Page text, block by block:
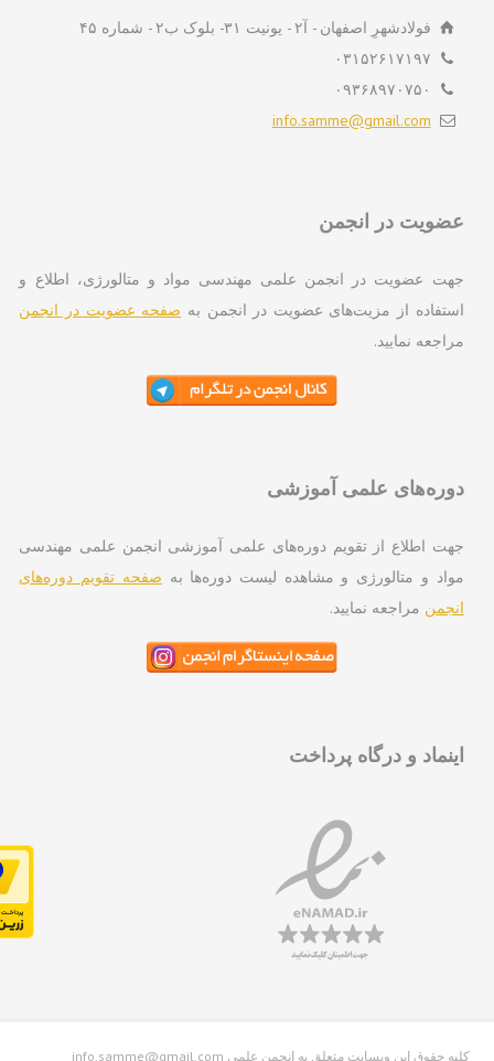
فولادشهرِ اصفهان - آ۲ - یونیت ۳۱- بلوک ب۲ - شماره ۴۵
۰۳۱۵۲۶۱۷۱۹۷
۰۹۳۶۸۹۷۰۷۵۰
info.samme@gmail.com
در انجمن
عضویت در انجمن علمی مهندسی مواد و متالورژی، اطلاع و
از مزیت‌های عضویت در انجمن بهصفحه عضویت در انجمن
نمایید.
علمی آموزشی
اطلاع از تقویم دوره‌های علمی آموزشی انجمن علمی مهندسی
و متالورژی و مشاهده لیست دوره‌ها بهصفحه تقویم دوره‌های
مراجعه نمایید.
و درگاه پرداخت
info.samme@gmail.com کلیه حقوق این وبسایت متعلق به انجمن علمی